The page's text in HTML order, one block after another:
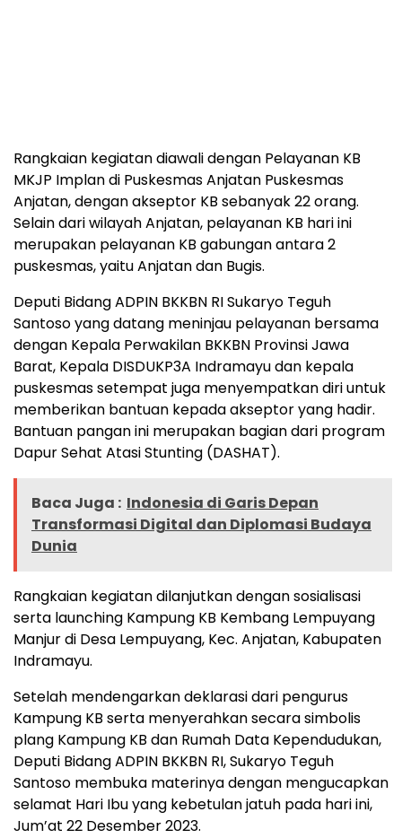
Rangkaian kegiatan diawali dengan Pelayanan KB
MKJP Implan di Puskesmas Anjatan Puskesmas
Anjatan, dengan akseptor KB sebanyak 22 orang.
Selain dari wilayah Anjatan, pelayanan KB hari ini
merupakan pelayanan KB gabungan antara 2
puskesmas, yaitu Anjatan dan Bugis.
Deputi Bidang ADPIN BKKBN RI Sukaryo Teguh
Santoso yang datang meninjau pelayanan bersama
dengan Kepala Perwakilan BKKBN Provinsi Jawa
Barat, Kepala DISDUKP3A Indramayu dan kepala
puskesmas setempat juga menyempatkan diri untuk
memberikan bantuan kepada akseptor yang hadir.
Bantuan pangan ini merupakan bagian dari program
Dapur Sehat Atasi Stunting (DASHAT).
Baca Juga : Indonesia di Garis Depan
Transformasi Digital dan Diplomasi Budaya
Dunia
Rangkaian kegiatan dilanjutkan dengan sosialisasi
serta launching Kampung KB Kembang Lempuyang
Manjur di Desa Lempuyang, Kec. Anjatan, Kabupaten
Indramayu.
Setelah mendengarkan deklarasi dari pengurus
Kampung KB serta menyerahkan secara simbolis
plang Kampung KB dan Rumah Data Kependudukan,
Deputi Bidang ADPIN BKKBN RI, Sukaryo Teguh
Santoso membuka materinya dengan mengucapkan
selamat Hari Ibu yang kebetulan jatuh pada hari ini,
Jum’at 22 Desember 2023.